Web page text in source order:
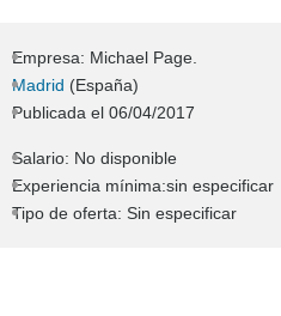
Empresa: Michael Page.
Madrid (España)
Publicada el 06/04/2017
Salario: No disponible
Experiencia mínima:sin especificar
Tipo de oferta: Sin especificar